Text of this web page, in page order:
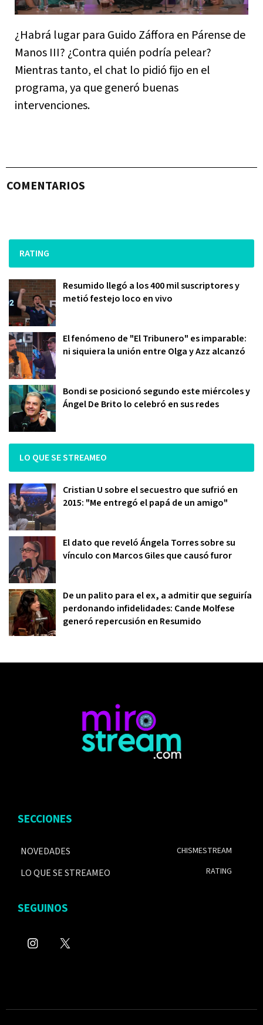
¿Habrá lugar para Guido Záffora en Párense de
Manos III? ¿Contra quién podría pelear?
Mientras tanto, el chat lo pidió fijo en el
programa, ya que generó buenas
intervenciones.
COMENTARIOS
RATING
Resumido llegó a los 400 mil suscriptores y
metió festejo loco en vivo
El fenómeno de "El Tribunero" es imparable:
ni siquiera la unión entre Olga y Azz alcanzó
Bondi se posicionó segundo este miércoles y
Ángel De Brito lo celebró en sus redes
LO QUE SE STREAMEO
Cristian U sobre el secuestro que sufrió en
2015: "Me entregó el papá de un amigo"
El dato que reveló Ángela Torres sobre su
vínculo con Marcos Giles que causó furor
De un palito para el ex, a admitir que seguiría
perdonando infidelidades: Cande Molfese
generó repercusión en Resumido
SECCIONES
NOVEDADES
LO QUE SE STREAMEO
CHISMESTREAM
RATING
SEGUINOS